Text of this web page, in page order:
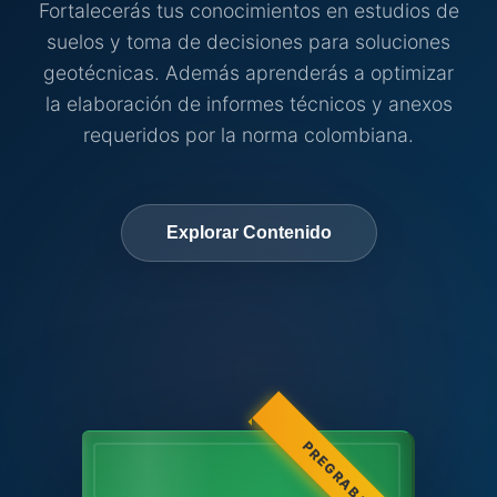
Fortalecerás tus conocimientos en estudios de
suelos y toma de decisiones para soluciones
geotécnicas. Además aprenderás a optimizar
la elaboración de informes técnicos y anexos
requeridos por la norma colombiana.
Explorar Contenido